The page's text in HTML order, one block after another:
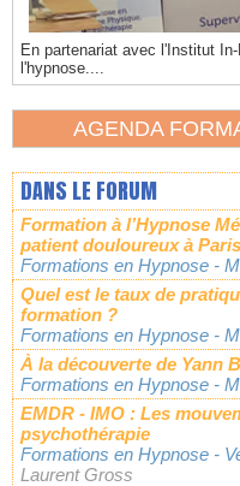
En partenariat avec l'Institut
l'hypnose....
AGENDA
DANS LE FORUM
Formation à l’Hypnose
patient douloureux à Paris
Formations en Hypnose -
Quel est le taux de
formation ?
Formations en Hypnose -
À la découverte de Yann
Formations en Hypnose -
EMDR - IMO : Les
psychothérapie
Formations en Hypnose -
Laurent Gross